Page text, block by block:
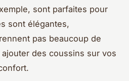
sont parfaites pour
sont élégantes,
pas beaucoup de
ajouter des coussins sur vos